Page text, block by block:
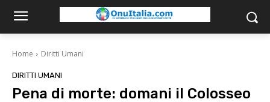
Home Diritti Umani
DIRITTI UMANI
Pena di morte: domani il Colosseo